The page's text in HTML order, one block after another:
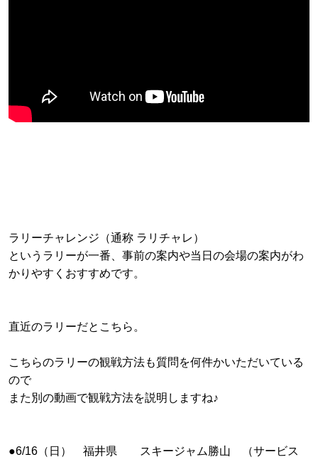
ラリーチャレンジ（通称 ラリチャレ）
というラリーが一番、事前の案内や当日の会場の案内がわ
かりやすくおすすめです。
直近のラリーだとこちら。
こちらのラリーの観戦方法も質問を何件かいただいている
ので
また別の動画で観戦方法を説明しますね♪
●6/16（日） 福井県 スキージャム勝山 （サービス